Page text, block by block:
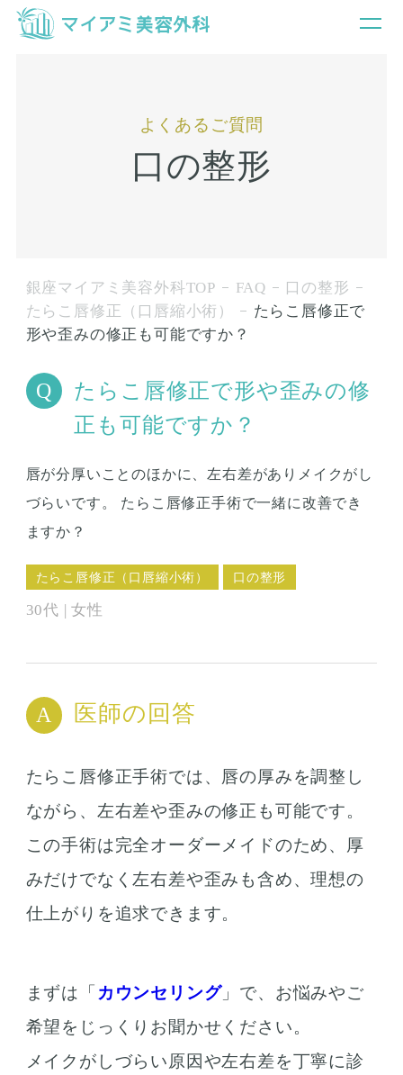
よくあるご質問
口の整形
銀座マイアミ美容外科TOP FAQ
口の整形
たらこ唇修正（口唇縮小術）
たらこ唇修正で
形や歪みの修正も可能ですか？
たらこ唇修正で形や歪みの修
正も可能ですか？
唇が分厚いことのほかに、左右差がありメイクがし
づらいです。 たらこ唇修正手術で一緒に改善でき
ますか？
たらこ唇修正（口唇縮小術） 口の整形
30代 | 女性
医師の回答
たらこ唇修正手術では、唇の厚みを調整し
ながら、左右差や歪みの修正も可能です。
この手術は完全オーダーメイドのため、厚
みだけでなく左右差や歪みも含め、理想の
仕上がりを追求できます。
まずは「 カウンセリング」で、お悩みやご
希望をじっくりお聞かせください。
メイクがしづらい原因や左右差を丁寧に診